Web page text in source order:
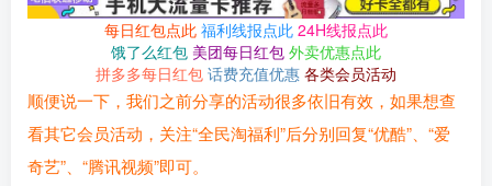
每日红包点此 福利线报点此 24H线报点此
饿了么红包 美团每日红包 外卖优惠点此
拼多多每日红包 话费充值优惠 各类会员活动
顺便说一下，我们之前分享的活动很多依旧有效，如果想查
看其它会员活动，关注“全民淘福利”后分别回复“优酷”、“爱
奇艺”、“腾讯视频”即可。